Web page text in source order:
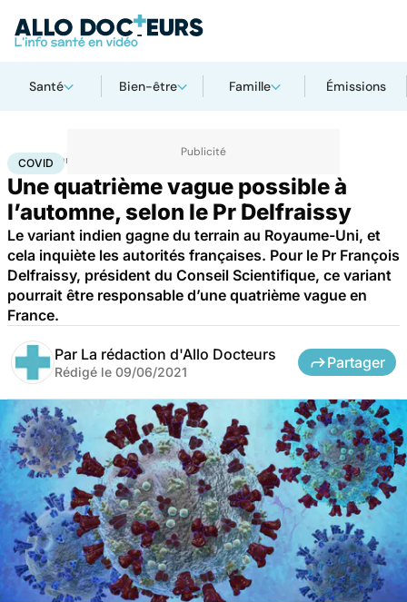
Santé Bien-être Famille Émissions
Accueil Santé
COVID
Une quatrième vague possible à
l’automne, selon le Pr Delfraissy
Le variant indien gagne du terrain au Royaume-Uni, et
cela inquiète les autorités françaises. Pour le Pr François
Delfraissy, président du Conseil Scientifique, ce variant
pourrait être responsable d’une quatrième vague en
France.
Par La rédaction d'Allo Docteurs
Rédigé le 09/06/2021
Partager